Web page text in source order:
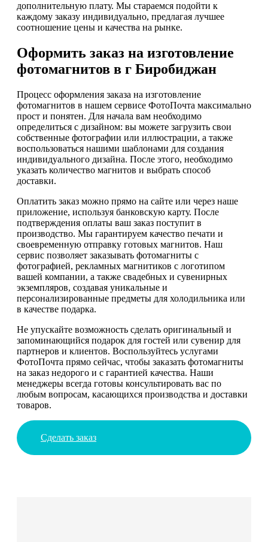
дополнительную плату. Мы стараемся подойти к
каждому заказу индивидуально, предлагая лучшее
соотношение цены и качества на рынке.
Оформить заказ на изготовление
фотомагнитов в г Биробиджан
Процесс оформления заказа на изготовление
фотомагнитов в нашем сервисе ФотоПочта максимально
прост и понятен. Для начала вам необходимо
определиться с дизайном: вы можете загрузить свои
собственные фотографии или иллюстрации, а также
воспользоваться нашими шаблонами для создания
индивидуального дизайна. После этого, необходимо
указать количество магнитов и выбрать способ
доставки.
Оплатить заказ можно прямо на сайте или через наше
приложение, используя банковскую карту. После
подтверждения оплаты ваш заказ поступит в
производство. Мы гарантируем качество печати и
своевременную отправку готовых магнитов. Наш
сервис позволяет заказывать фотомагниты с
фотографией, рекламных магнитиков с логотипом
вашей компании, а также свадебных и сувенирных
экземпляров, создавая уникальные и
персонализированные предметы для холодильника или
в качестве подарка.
Не упускайте возможность сделать оригинальный и
запоминающийся подарок для гостей или сувенир для
партнеров и клиентов. Воспользуйтесь услугами
ФотоПочта прямо сейчас, чтобы заказать фотомагниты
на заказ недорого и с гарантией качества. Наши
менеджеры всегда готовы консультировать вас по
любым вопросам, касающихся производства и доставки
товаров.
Сделать заказ